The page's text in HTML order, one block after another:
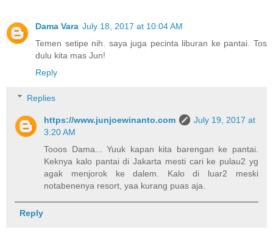
Dama Vara July 18, 2017 at 10:04 AM
Temen setipe nih. saya juga pecinta liburan ke pantai. Tos
dulu kita mas Jun!
Reply
Replies
https://www.junjoewinanto.com
July 19, 2017 at
3:20 AM
Tooos Dama... Yuuk kapan kita barengan ke pantai.
Keknya kalo pantai di Jakarta mesti cari ke pulau2 yg
agak menjorok ke dalem. Kalo di luar2 meski
notabenenya resort, yaa kurang puas aja.
Reply